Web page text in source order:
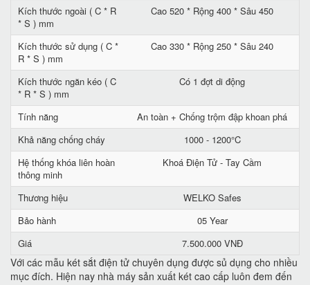
Kích thước ngoài ( C * R
* S ) mm
Cao 520 * Rộng 400 * Sâu 450
Kích thước sử dụng ( C *
R * S ) mm
Cao 330 * Rộng 250 * Sâu 240
Kích thước ngăn kéo ( C
* R * S ) mm
Có 1 đợt di động
Tính năng
An toàn + Chống trộm đập khoan phá
Khả năng chống cháy
1000 - 1200°C
Hệ thống khóa liên hoàn
thông minh
Khoá Điện Tử - Tay Cầm
Thương hiệu
WELKO Safes
Bảo hành
05 Year
Giá
7.500.000 VNĐ
Với các mẫu két sắt điện tử chuyên dụng được sủ dụng cho nhiều
mục đích. Hiện nay nhà máy sản xuất két cao cấp luôn đem đến